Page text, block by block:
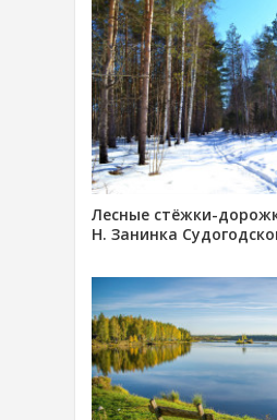
Лесные стёжки-
Н. Занинка